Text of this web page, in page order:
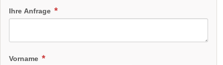
Ihre Anfrage
Vorname